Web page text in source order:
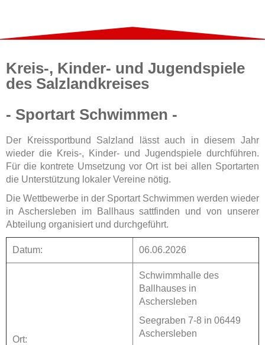
Kreis-, Kinder- und Jugendspiele
des Salzlandkreises
- Sportart Schwimmen -
Der Kreissportbund Salzland lässt auch in diesem Jahr
wieder die Kreis-, Kinder- und Jugendspiele durchführen.
Für die kontrete Umsetzung vor Ort ist bei allen Sportarten
die Unterstützung lokaler Vereine nötig.
Die Wettbewerbe in der Sportart Schwimmen werden wieder
in Aschersleben im Ballhaus sattfinden und von unserer
Abteilung organisiert und durchgeführt.
Datum: 06.06.2026
Ort:
Schwimmhalle des
Ballhauses in
Aschersleben
Seegraben 7-8 in 06449
Aschersleben